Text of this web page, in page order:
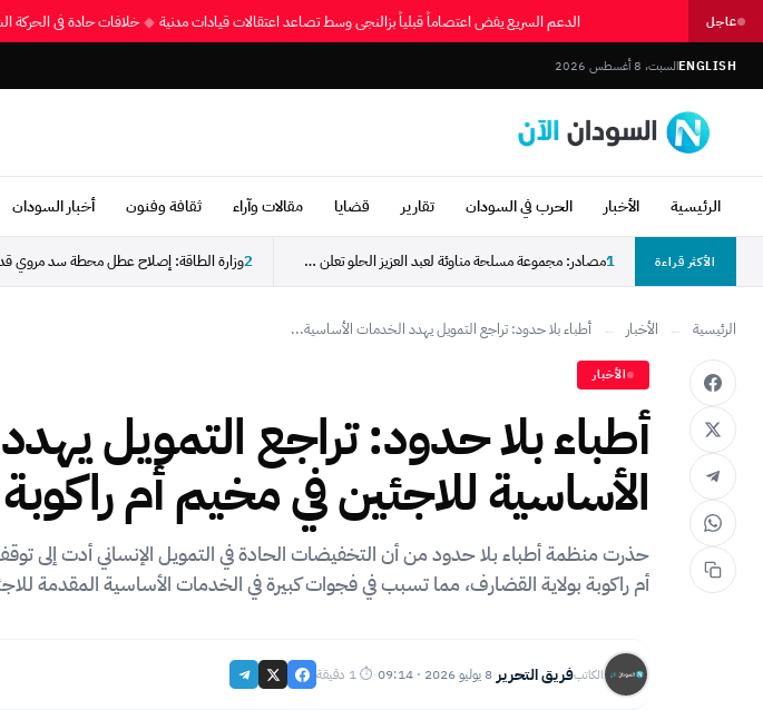
عاجل الدعم السريع يفض اعتصاماً قبلياً بزالنجي وسط تصاعد اعتقالات قيادات مدنية ◆ خلافات حادة في
ENGLISHالسبت، 8 أغسطس 2026
الرئيسية الأخبار الحرب في السودان تقارير قضايا مقالات وآراء ثقافة وفنون أخبار السودان
الأكثر قراءة 1 مصادر: مجموعة مسلحة مناوئة لعبد العزيز الحلو تعلن سيطرتها... 2وزارة الطاقة: إصلاح عطل محطة سد مروي
الرئيسية ← الأخبار ← أطباء بلا حدود: تراجع التمويل يهدد الخدمات الأساسية...
الأخبار
أطباء بلا حدود: تراجع التمويل
الأساسية للاجئين في مخيم أم راكوبة
حذرت منظمة أطباء بلا حدود من أن التخفيضات الحادة في التمويل الإنساني أدت
أم راكوبة بولاية القضارف، مما تسبب في فجوات كبيرة في الخدمات الأساسية المقدمة
الكاتبفريق التحرير·8 يوليو 2026 · 09:14 ·⏱ 1 دقيقة